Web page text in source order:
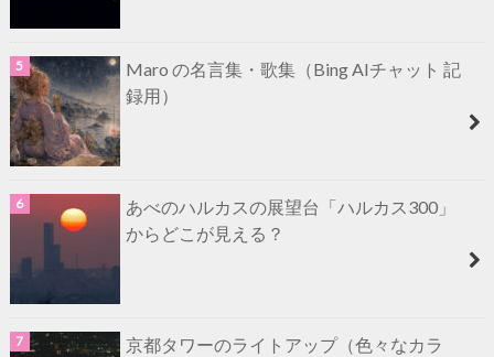
Maro の名言集・歌集（Bing AIチャット 記
録用）
あべのハルカスの展望台「ハルカス300」
からどこが見える？
京都タワーのライトアップ（色々なカラ